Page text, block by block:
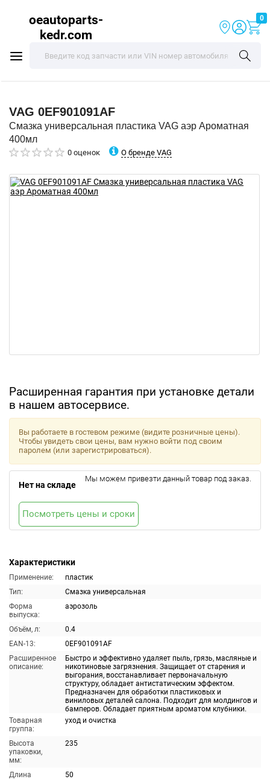
oeautoparts-
kedr.com
0
VAG 0EF901091AF
Смазка универсальная пластика VAG аэр Ароматная
400мл
0 оценок О бренде VAG
Расширенная гарантия при установке детали
в нашем автосервисе.
Характеристики
Применение:
пластик
Тип:
Смазка универсальная
Форма
выпуска:
аэрозоль
Объём, л:
0.4
EAN-13:
0EF901091AF
Расширенное
описание:
Быстро и эффективно удаляет пыль, грязь, масляные и
никотиновые загрязнения. Защищает от старения и
выгорания, восстанавливает первоначальную
структуру, обладает антистатическим эффектом.
Предназначен для обработки пластиковых и
виниловых деталей салона. Подходит для молдингов и
бамперов. Обладает приятным ароматом клубники.
Товарная
группа:
уход и очистка
Высота
упаковки,
мм:
235
Длина
50
Вы работаете в гостевом режиме (видите розничные цены).
Чтобы увидеть свои цены, вам нужно войти под своим
паролем (или зарегистрироваться).
Нет на складе
Мы можем привезти данный товар под заказ.
Посмотреть цены и сроки